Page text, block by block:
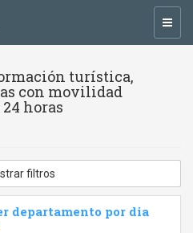
turística,
con movilidad
horas
filtros
departamento por dia